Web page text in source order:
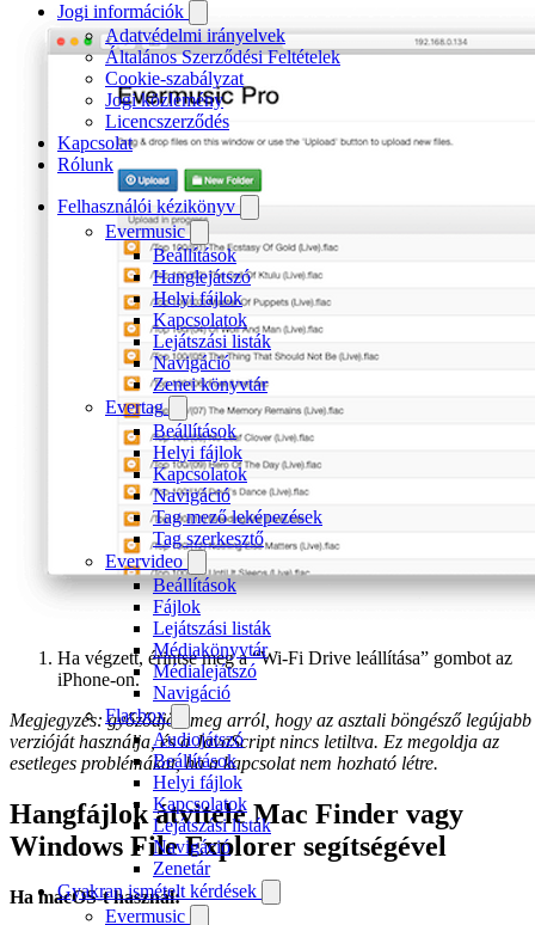
Jogi információk
Adatvédelmi irányelvek
Általános Szerződési Feltételek
Cookie-szabályzat
Jogi közlemény
Licencszerződés
Kapcsolat
Rólunk
Felhasználói kézikönyv
Evermusic
Beállítások
Hanglejátszó
Helyi fájlok
Kapcsolatok
Lejátszási listák
Navigáció
Zenei könyvtár
Evertag
Beállítások
Helyi fájlok
Kapcsolatok
Navigáció
Tag mező leképezések
Tag szerkesztő
Evervideo
Beállítások
Fájlok
Lejátszási listák
Médiakönyvtár
Médialejátszó
Navigáció
Flacbox
Audiojátszó
Beállítások
Helyi fájlok
Kapcsolatok
Lejátszási listák
Navigáció
Zenetár
Gyakran ismételt kérdések
Evermusic
Ha végzett, érintse meg a “Wi-Fi Drive leállítása” gombot az
iPhone-on.
Megjegyzés: győződjön meg arról, hogy az asztali böngésző legújabb
verzióját használja, és a JavaScript nincs letiltva. Ez megoldja az
esetleges problémákat, ha a kapcsolat nem hozható létre.
Hangfájlok átvitele Mac Finder vagy
Windows File Explorer segítségével
Ha macOS-t használ: